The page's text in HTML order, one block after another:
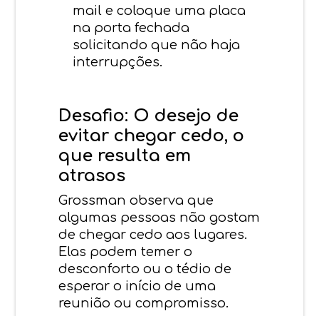
mail e coloque uma placa
na porta fechada
solicitando que não haja
interrupções.
Desafio: O desejo de
evitar chegar cedo, o
que resulta em
atrasos
Grossman observa que
algumas pessoas não gostam
de chegar cedo aos lugares.
Elas podem temer o
desconforto ou o tédio de
esperar o início de uma
reunião ou compromisso.